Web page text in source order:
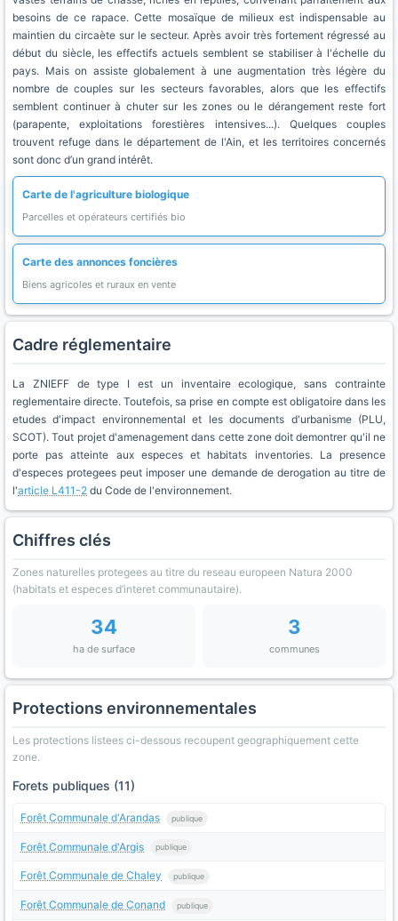
besoins de ce rapace. Cette mosaïque de milieux est indispensable au
maintien du circaète sur le secteur. Après avoir très fortement régressé au
début du siècle, les effectifs actuels semblent se stabiliser à l'échelle du
pays. Mais on assiste globalement à une augmentation très légère du
nombre de couples sur les secteurs favorables, alors que les effectifs
semblent continuer à chuter sur les zones ou le dérangement reste fort
(parapente, exploitations forestières intensives...). Quelques couples
trouvent refuge dans le département de l'Ain, et les territoires concernés
sont donc d’un grand intérêt.
Carte de l'agriculture biologique
Parcelles et opérateurs certifiés bio
Carte des annonces foncières
Biens agricoles et ruraux en vente
Cadre réglementaire
La ZNIEFF de type I est un inventaire ecologique, sans contrainte
reglementaire directe. Toutefois, sa prise en compte est obligatoire dans les
etudes d'impact environnemental et les documents d'urbanisme (PLU,
SCOT). Tout projet d'amenagement dans cette zone doit demontrer qu'il ne
porte pas atteinte aux especes et habitats inventories. La presence
d'especes protegees peut imposer une demande de derogation au titre de
l'article L411-2 du Code de l'environnement.
Chiffres clés
Zones naturelles protegees au titre du reseau europeen Natura 2000
(habitats et especes d’interet communautaire).
34
ha de surface
3
communes
Protections environnementales
Les protections listees ci-dessous recoupent geographiquement cette
zone.
Forets publiques (11)
Forêt Communale d'Arandas publique
Forêt Communale d'Argis publique
Forêt Communale de Chaley publique
Forêt Communale de Conand publique